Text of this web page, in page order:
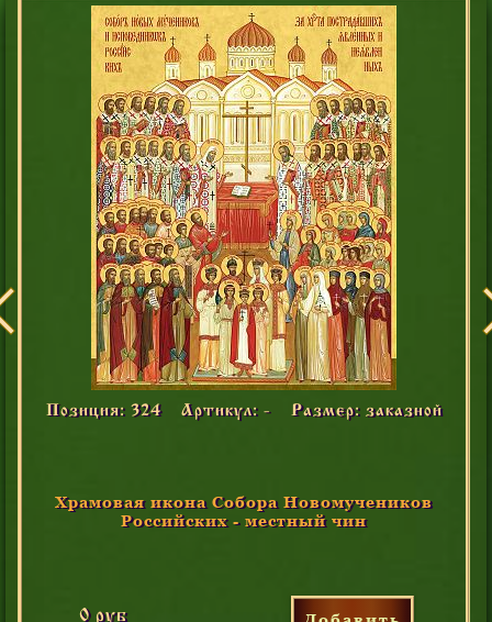
Позиция: 324 Артикул: - Размер: заказной
Храмовая икона Собора Новомучеников
Российских - местный чин
0 руб